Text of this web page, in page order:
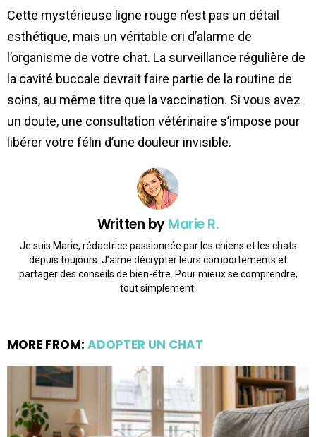
Cette mystérieuse ligne rouge n’est pas un détail
esthétique, mais un véritable cri d’alarme de
l’organisme de votre chat. La surveillance régulière de
la cavité buccale devrait faire partie de la routine de
soins, au même titre que la vaccination. Si vous avez
un doute, une consultation vétérinaire s’impose pour
libérer votre félin d’une douleur invisible.
Written byMarie R.
Je suis Marie, rédactrice passionnée par les chiens et les chats
depuis toujours. J’aime décrypter leurs comportements et
partager des conseils de bien-être. Pour mieux se comprendre,
tout simplement.
MORE FROM: ADOPTER UN CHAT